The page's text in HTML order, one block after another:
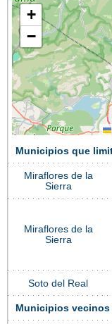
+
−
Municipios que
Miraflores de la
Sierra
Miraflores de la
Sierra
Soto del Real
Municipios vecinos